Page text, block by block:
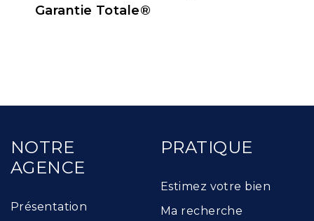
Garantie Totale®
NOTRE
AGENCE
Présentation
PRATIQUE
Estimez votre bien
Ma recherche